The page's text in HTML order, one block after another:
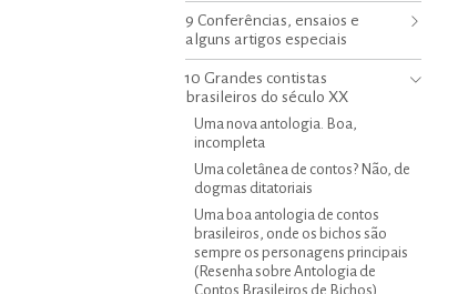
9 Conferências, ensaios e
alguns artigos especiais
10 Grandes contistas
brasileiros do século XX
Uma nova antologia. Boa,
incompleta
Uma coletânea de contos? Não, de
dogmas ditatoriais
Uma boa antologia de contos
brasileiros, onde os bichos são
sempre os personagens principais
(Resenha sobre Antologia de
Contos Brasileiros de Bichos)